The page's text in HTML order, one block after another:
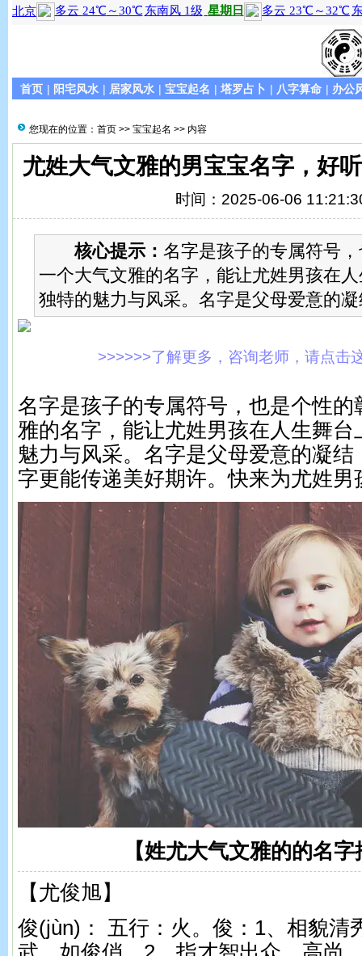
首页 | 阳宅风水 | 居家风水 | 宝宝起名 | 塔罗占卜 | 八字算命 | 办公
您现在的位置： 首页 >> 宝宝起名 >> 内容
尤姓大气文雅的男宝宝名字，好
时间：2025-06-06
核心提示： 名字是孩子的专属符号
一个大气文雅的名字，能让尤姓男孩在
独特的魅力与风采。名字是父母爱意的
>>>>>>了解更多，咨询老师，请点击
名字是孩子的专属符号，也是个性的
雅的名字，能让尤姓男孩在人生舞
魅力与风采。名字是父母爱意的凝
字更能传递美好期许。快来为尤姓男
【姓尤大气文雅的的名字
【尤俊旭】
俊(jùn)： 五行：火。 俊：1、相貌清